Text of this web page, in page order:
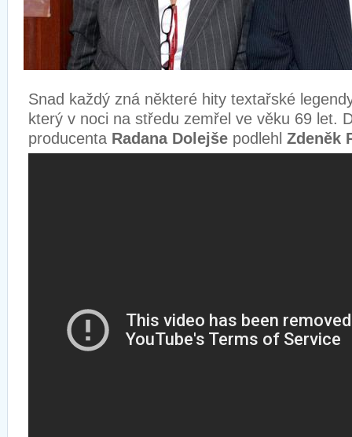
Snad každý zná některé hity textařské
který v noci na středu zemřel ve věku 69 let.
producenta Radana Dolejše podlehl Zdeněk